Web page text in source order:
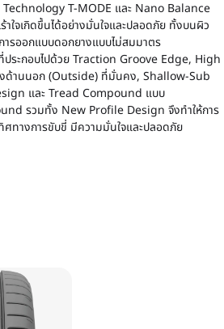
T-MODE และ Nano Balance
ใจเกิดขึ้นได้อย่างมั่นใจและปลอดภัย ทั้งบนผิว
รออกแบบดอกยางแบบไม่สมมาตร
ระกอบไปด้วย Traction Groove Edge, High
านนอก (Outside) ที่มั่นคง, Shallow-Sub
และ Tread Compound แบบ
รวมทั้ง New Profile Design จึงทำให้การ
ทางการขับขี่ มีความมั่นใจและปลอดภัย